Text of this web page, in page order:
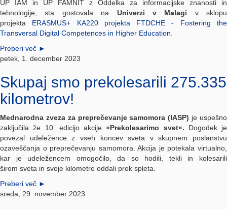
UP IAM in UP FAMNIT z Oddelka za informacijske znanosti in
tehnologije, sta gostovala na Univerzi v Malagi v sklopu
projekta ERASMUS+ KA220 projekta FTDCHE - Fostering the
Transversal Digital Competences in Higher Education
Preberi več ►
petek, 1. december 2023
Skupaj smo prekolesarili 275.335
kilometrov!
Mednarodna zveza za preprečevanje samomora (IASP) je uspešno
zaključila že 10. edicijo akcije»Prekolesarimo svet«. Dogodek je
povezal udeležence z vseh koncev sveta v skupnem poslanstvu
ozaveščanja o preprečevanju samomora. Akcija je potekala virtualno,
kar je udeležencem omogočilo, da so hodili, tekli in kolesarili
širom sveta in svoje kilometre oddali prek spleta.
Preberi več ►
sreda, 29. november 2023